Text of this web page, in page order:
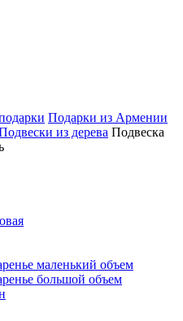
Подарки из Армении
из дерева Подвеска
маленький объем
большой объем